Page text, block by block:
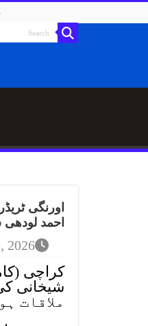
احمد
2026
کراچی
ملاقات